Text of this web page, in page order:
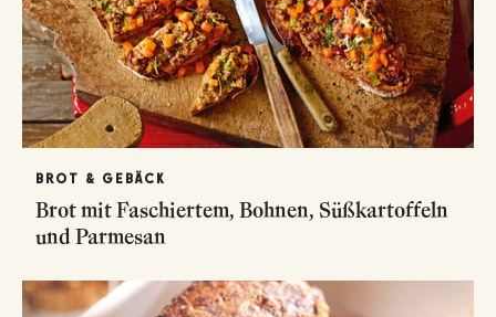
BROT & GEBÄCK
Brot mit Faschiertem, Bohnen, Süßkartoffeln
und Parmesan